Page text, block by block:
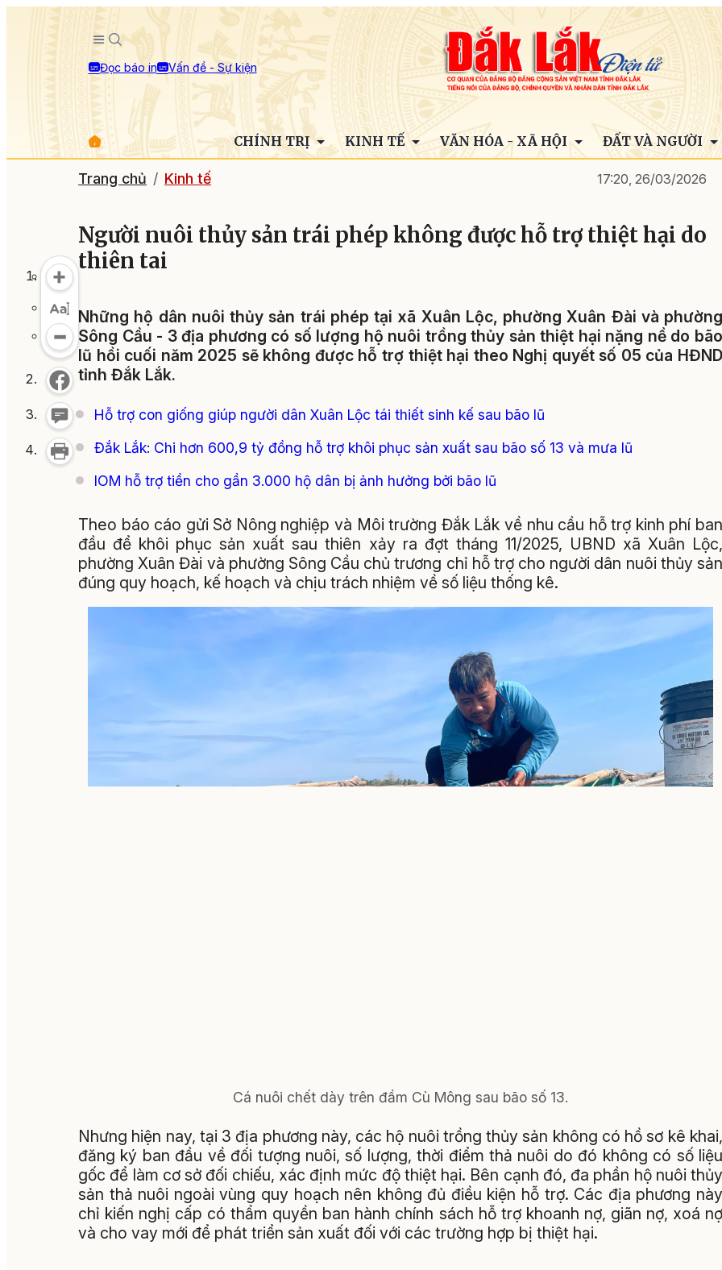
Đọc báo in Vấn đề - Sự kiện
CHÍNH TRỊ KINH TẾ VĂN HÓA - XÃ HỘI ĐẤT VÀ NGƯỜI
Trang chủ Kinh tế 17:20, 26/03/2026
Người nuôi thủy sản trái phép không được hỗ trợ thiệt hại do
thiên tai
Những hộ dân nuôi thủy sản trái phép tại xã Xuân Lộc, phường Xuân Đài và phường
Sông Cầu - 3 địa phương có số lượng hộ nuôi trồng thủy sản thiệt hại nặng nề do bão
lũ hồi cuối năm 2025 sẽ không được hỗ trợ thiệt hại theo Nghị quyết số 05 của HĐND
tỉnh Đắk Lắk.
Hỗ trợ con giống giúp người dân Xuân Lộc tái thiết sinh kế sau bão lũ
Đắk Lắk: Chi hơn 600,9 tỷ đồng hỗ trợ khôi phục sản xuất sau bão số 13 và mưa lũ
IOM hỗ trợ tiền cho gần 3.000 hộ dân bị ảnh hưởng bởi bão lũ
Theo báo cáo gửi Sở Nông nghiệp và Môi trường Đắk Lắk về nhu cầu hỗ trợ kinh phí ban
đầu để khôi phục sản xuất sau thiên xảy ra đợt tháng 11/2025, UBND xã Xuân Lộc,
phường Xuân Đài và phường Sông Cầu chủ trương chỉ hỗ trợ cho người dân nuôi thủy sản
đúng quy hoạch, kế hoạch và chịu trách nhiệm về số liệu thống kê.
Cá nuôi chết dày trên đầm Cù Mông sau bão số 13.
Nhưng hiện nay, tại 3 địa phương này, các hộ nuôi trồng thủy sản không có hồ sơ kê khai,
đăng ký ban đầu về đối tượng nuôi, số lượng, thời điểm thả nuôi do đó không có số liệu
gốc để làm cơ sở đối chiếu, xác định mức độ thiệt hại. Bên cạnh đó, đa phần hộ nuôi thủy
sản thả nuôi ngoài vùng quy hoạch nên không đủ điều kiện hỗ trợ. Các địa phương này
chỉ kiến nghị cấp có thẩm quyền ban hành chính sách hỗ trợ khoanh nợ, giãn nợ, xoá nợ
và cho vay mới để phát triển sản xuất đối với các trường hợp bị thiệt hại.